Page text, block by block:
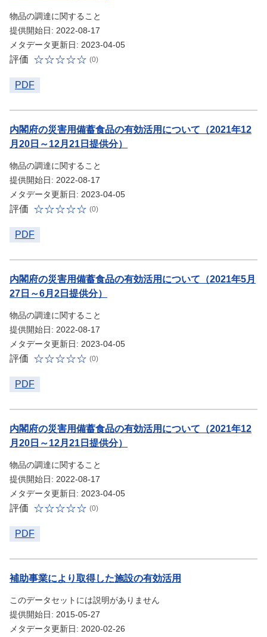
物品の調達に関すること
提供開始日: 2022-08-17
メタデータ更新日: 2023-04-05
評価 (0)
PDF
内閣府の災害用備蓄食品の有効活用について（2021年12
月20日～12月21日提供分）
物品の調達に関すること
提供開始日: 2022-08-17
メタデータ更新日: 2023-04-05
評価 (0)
PDF
内閣府の災害用備蓄食品の有効活用について（2021年5月
27日～6月2日提供分）
物品の調達に関すること
提供開始日: 2022-08-17
メタデータ更新日: 2023-04-05
評価 (0)
PDF
内閣府の災害用備蓄食品の有効活用について（2021年12
月20日～12月21日提供分）
物品の調達に関すること
提供開始日: 2022-08-17
メタデータ更新日: 2023-04-05
評価 (0)
PDF
補助事業により取得した施設の有効活用
このデータセットには説明がありません
提供開始日: 2015-05-27
メタデータ更新日: 2020-02-26